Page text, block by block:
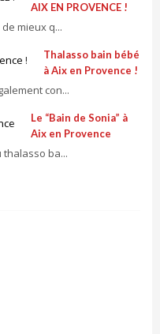
AIX EN PROVENCE !
mieux q...
Thalasso bain bébé
à Aix en Provence !
con...
Le “Bain de Sonia” à
Aix en Provence
thalasso ba...